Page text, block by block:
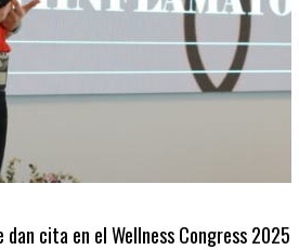
dan cita en el Wellness Congress 2025